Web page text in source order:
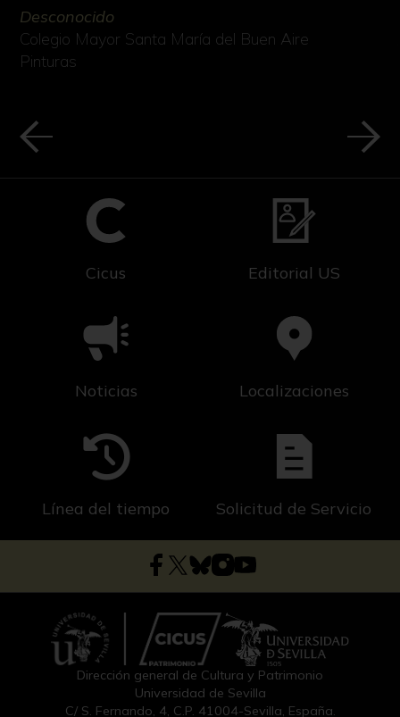
Desconocido
Colegio Mayor Santa María del Buen Aire
Pinturas
Cicus Editorial US
Noticias Localizaciones
Línea del tiempo Solicitud de Servicio
Dirección general de Cultura y Patrimonio
Universidad de Sevilla
C/ S. Fernando, 4, C.P. 41004-Sevilla, España.